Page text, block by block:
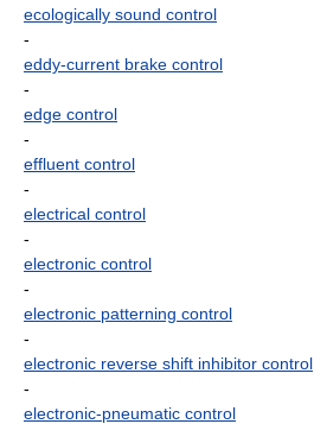
ecologically sound control
-
eddy-current brake control
-
edge control
-
effluent control
-
electrical control
-
electronic control
-
electronic patterning control
-
electronic reverse shift inhibitor control
-
electronic-pneumatic control